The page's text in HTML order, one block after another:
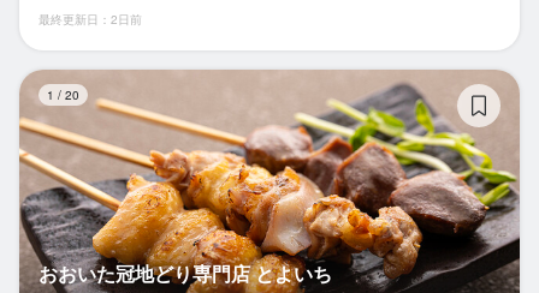
最終更新日：2日前
1 / 20
おおいた冠地どり専門店 とよいち